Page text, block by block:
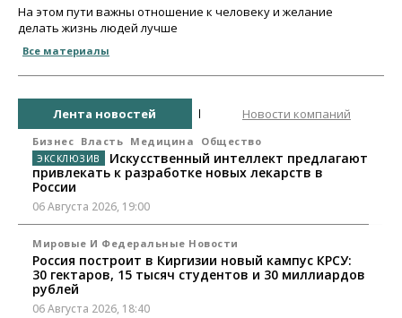
На этом пути важны отношение к человеку и желание
делать жизнь людей лучше
Все материалы
Лента новостей Новости компаний
Бизнес Власть Медицина Общество
Искусственный интеллект предлагают
привлекать к разработке новых лекарств в
России
06 Августа 2026, 19:00
Мировые И Федеральные Новости
Россия построит в Киргизии новый кампус КРСУ:
30 гектаров, 15 тысяч студентов и 30 миллиардов
рублей
06 Августа 2026, 18:40